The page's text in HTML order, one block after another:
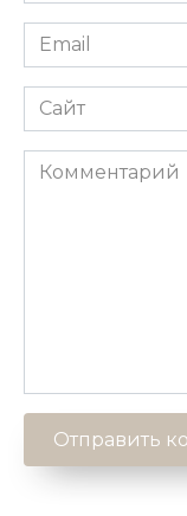
Email
*
Сайт
Комментарий